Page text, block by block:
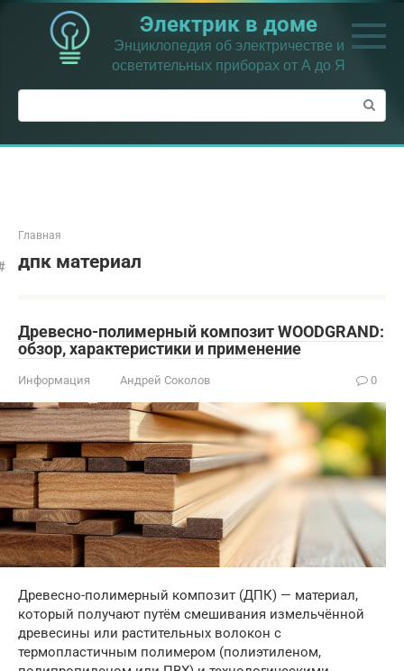
Перейти
контенту
Электрик в доме
Энциклопедия об электричестве и
осветительных приборах от А до Я
Поиск:
Главная
дпк материал
Древесно-полимерный композит WOODGRAND:
обзор, характеристики и применение
Информация Андрей Соколов 0
Древесно-полимерный композит (ДПК) — материал,
который получают путём смешивания измельчённой
древесины или растительных волокон с
термопластичным полимером (полиэтиленом,